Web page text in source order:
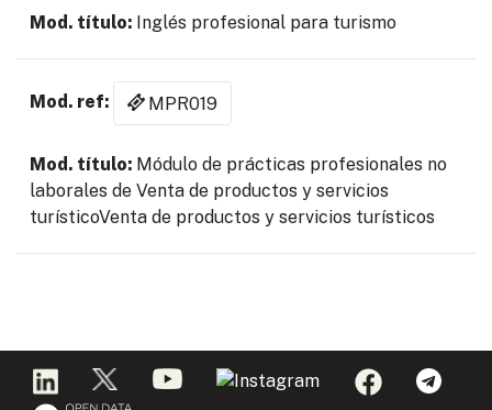
Inglés profesional para turismo
MPR019
Módulo de prácticas profesionales no
laborales de Venta de productos y servicios
turísticoVenta de productos y servicios turísticos